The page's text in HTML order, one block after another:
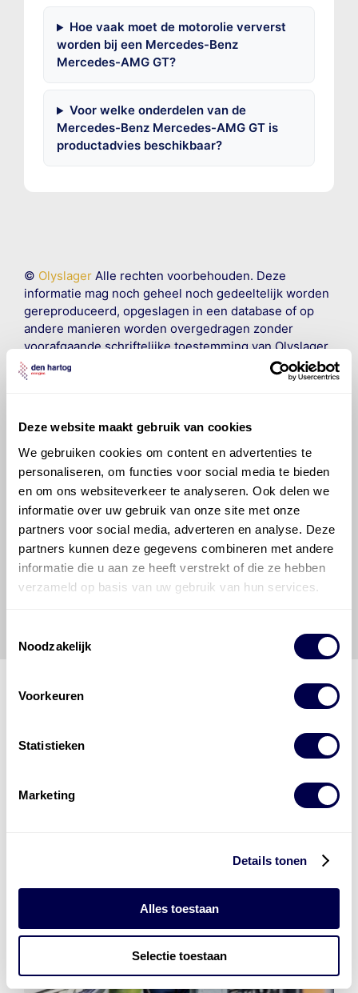
Deze website maakt gebruik van cookies
We gebruiken cookies om content en advertenties te
personaliseren, om functies voor social media te bieden
en om ons websiteverkeer te analyseren. Ook delen we
informatie over uw gebruik van onze site met onze
partners voor social media, adverteren en analyse. Deze
partners kunnen deze gegevens combineren met andere
informatie die u aan ze heeft verstrekt of die ze hebben
verzameld op basis van uw gebruik van hun services.
Noodzakelijk
Voorkeuren
Statistieken
Marketing
Details tonen
Alles toestaan
Selectie toestaan
Hoe vaak moet de motorolie ververst
worden bij een Mercedes-Benz
Mercedes-AMG GT?
Voor welke onderdelen van de
Mercedes-Benz Mercedes-AMG GT is
productadvies beschikbaar?
© OlyslagerAlle rechten voorbehouden. Deze
informatie mag noch geheel noch gedeeltelijk worden
gereproduceerd, opgeslagen in een database of op
andere manieren worden overgedragen zonder
voorafgaande schriftelijke toestemming van Olyslager
Organisation B.V. Hoewel alles in het werk is gesteld
om ervoor te zorgen dat deze gegevens zo accuraat
wettelijke verplichting bestaat, voor schade of verlies
veroorzaakt door fouten of omissies in de verstrekte
informatie. Door deze olieaanbevelingsinformatie te
raadplegen en te gebruiken erkent de gebruiker dat
hij/zij de ervaring, de kennis en het vermogen heeft
om de vereiste onderhoudswerkzaamheden op een
veilige en verantwoorde manier uit te voeren. Hij/zij
vrijwaart en indemniseert de uitgever enDen Hartog
Energies voor enig verlies, letsel, claim en schade
veroorzaakt door een onjuiste interpretatie of een